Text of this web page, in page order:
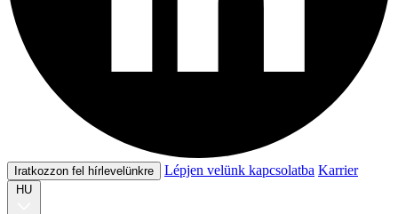
Iratkozzon fel hírlevelünkre Lépjen velünk kapcsolatba Karrier
HU